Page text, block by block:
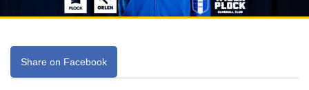
Share on Facebook